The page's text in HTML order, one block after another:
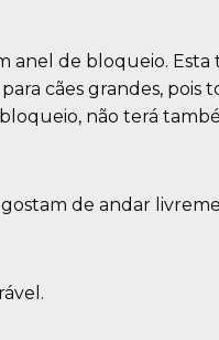
de bloqueio. Esta
cães grandes, pois
não terá
de andar